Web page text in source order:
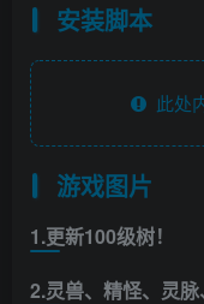
安装脚本
此处
游戏图片
1.更新100级树！
2.灵兽、精怪、灵脉